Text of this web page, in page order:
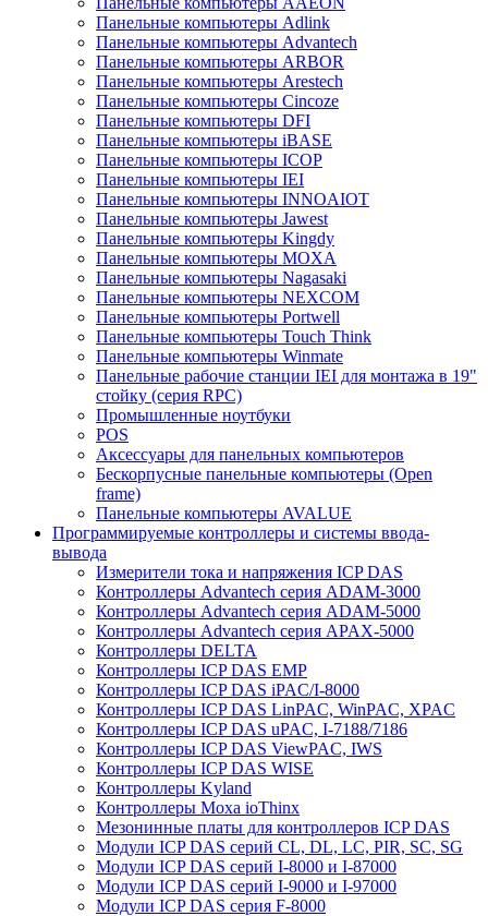
Панельные компьютеры Adlink
Панельные компьютеры Advantech
Панельные компьютеры ARBOR
Панельные компьютеры Arestech
Панельные компьютеры Cincoze
Панельные компьютеры DFI
Панельные компьютеры iBASE
Панельные компьютеры ICOP
Панельные компьютеры IEI
Панельные компьютеры INNOAIOT
Панельные компьютеры Jawest
Панельные компьютеры Kingdy
Панельные компьютеры MOXA
Панельные компьютеры Nagasaki
Панельные компьютеры NEXCOM
Панельные компьютеры Portwell
Панельные компьютеры Touch Think
Панельные компьютеры Winmate
Панельные рабочие станции IEI для монтажа в 19"
стойку (серия RPC)
Промышленные ноутбуки
POS
Аксессуары для панельных компьютеров
Бескорпусные панельные компьютеры (Open
frame)
Панельные компьютеры AVALUE
Программируемые контроллеры и системы ввода-
вывода
Измерители тока и напряжения ICP DAS
Контроллеры Advantech серия ADAM-3000
Контроллеры Advantech серия ADAM-5000
Контроллеры Advantech серия APAX-5000
Контроллеры DELTA
Контроллеры ICP DAS EMP
Контроллеры ICP DAS iPAC/I-8000
Контроллеры ICP DAS LinPAC, WinPAC, XPAC
Контроллеры ICP DAS uPAC, I-7188/7186
Контроллеры ICP DAS ViewPAC, IWS
Контроллеры ICP DAS WISE
Контроллеры Kyland
Контроллеры Moxa ioThinx
Мезонинные платы для контроллеров ICP DAS
Модули ICP DAS серий CL, DL, LC, PIR, SC, SG
Модули ICP DAS серий I-8000 и I-87000
Модули ICP DAS серий I-9000 и I-97000
Модули ICP DAS серия F-8000